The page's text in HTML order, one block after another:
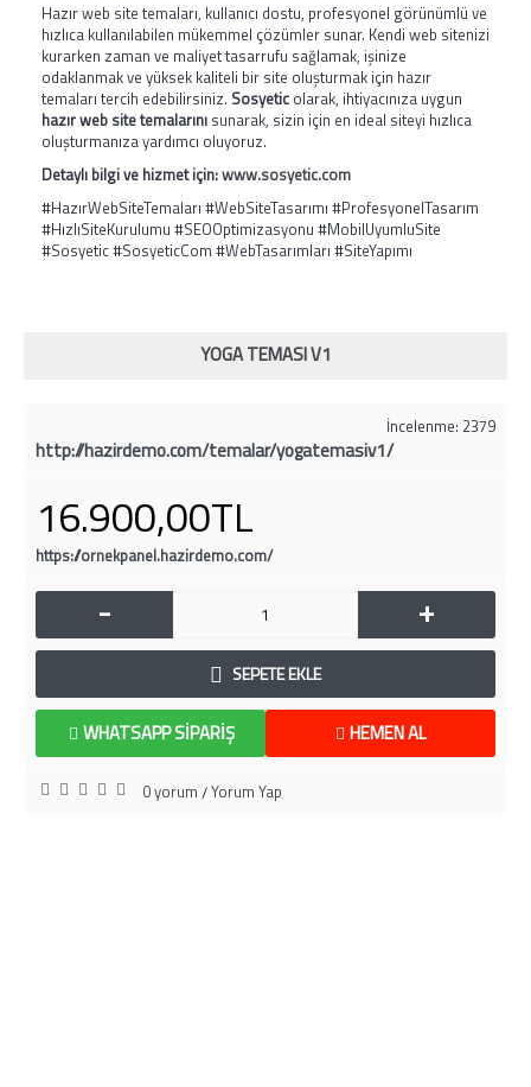
Hazır web site temaları, kullanıcı dostu, profesyonel görünümlü ve
hızlıca kullanılabilen mükemmel çözümler sunar. Kendi web sitenizi
kurarken zaman ve maliyet tasarrufu sağlamak, işinize
odaklanmak ve yüksek kaliteli bir site oluşturmak için hazır
temaları tercih edebilirsiniz. Sosyetic olarak, ihtiyacınıza uygun
hazır web site temalarını sunarak, sizin için en ideal siteyi hızlıca
oluşturmanıza yardımcı oluyoruz.
Detaylı bilgi ve hizmet için:www.sosyetic.com
#HazırWebSiteTemaları #WebSiteTasarımı #ProfesyonelTasarım
#HızlıSiteKurulumu #SEOOptimizasyonu #MobilUyumluSite
#Sosyetic #SosyeticCom #WebTasarımları #SiteYapımı
YOGA TEMASI V1
İncelenme: 2379
http://hazirdemo.com/temalar/yogatemasiv1/
16.900,00TL
https://ornekpanel.hazirdemo.com/
- +
SEPETE EKLE
HEMEN AL
WHATSAPP SIPARIŞ
0 yorum /Yorum Yap